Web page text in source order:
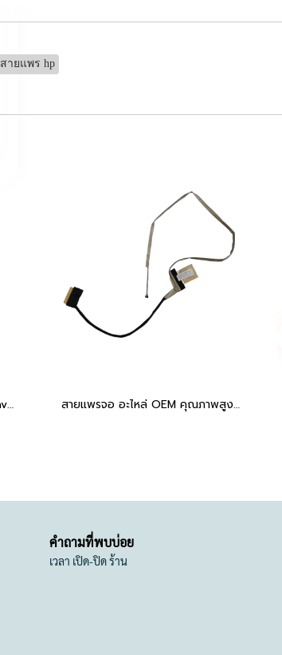
สายแพร hp
สายแพรจอ LVDS LCD LED HP Pavilion 15-A, 15-AB, 15-AB010NR, 15-AB020NR, 15-AB023CL รองรับการใช้งานกับ HP ซีรีย์ 15-AB หลากหลายรุ่น สินค้าคุณภาพพร้อมเชื่อมต่อหน้าจอได้อย่างลงตัว สายแพรจอ อะไหล่ OEM คุณภาพสูง HP Pavilion Gaming 15-dk 15T-dk eDP 30-pin FHD DC02C00LY00 ใช้ทดแทนได้หลายรุ่น รองรับการซ่อมโน๊ตบุ๊ค HP Pavilion Gaming Series
คำถามที่พบบ่อย
เวลา เปิด-ปิด ร้าน